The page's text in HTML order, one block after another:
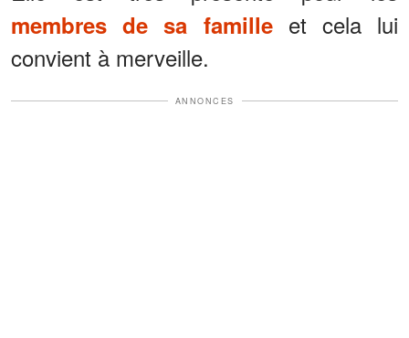
membres de sa familleet cela lui
convient à merveille.
ANNONCES